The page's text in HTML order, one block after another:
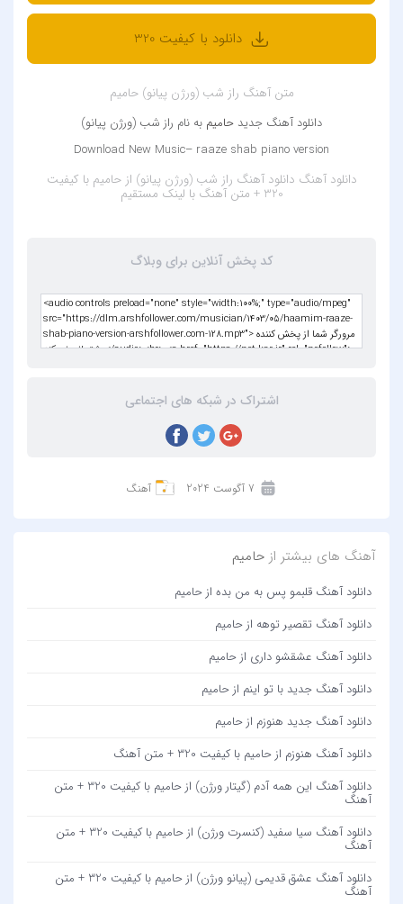
دانلود با کیفیت 320
متن آهنگ راز شب (ورژن پیانو) حامیم
دانلود آهنگ جدید حامیم به نام راز شب (ورژن پیانو)
Download New Music– raaze shab piano version
دانلود آهنگ دانلود آهنگ راز شب (ورژن پیانو) از حامیم با کیفیت
320 + متن آهنگ با لینک مستقیم
کد پخش آنلاین برای وبلاگ
اشتراک در شبکه های اجتماعی
7 آگوست 2024 آهنگ
آهنگ های بیشتر از حامیم
دانلود آهنگ قلبمو پس به من بده از حامیم
دانلود آهنگ تقصیر توهه از حامیم
دانلود آهنگ عشقشو داری از حامیم
دانلود آهنگ جدید با تو اینم از حامیم
دانلود آهنگ جدید هنوزم از حامیم
دانلود آهنگ هنوزم از حامیم با کیفیت 320 + متن آهنگ
دانلود آهنگ این همه آدم (گیتار ورژن) از حامیم با کیفیت 320 + متن
آهنگ
دانلود آهنگ سیا سفید (کنسرت ورژن) از حامیم با کیفیت 320 + متن
آهنگ
دانلود آهنگ عشق قدیمی (پیانو ورژن) از حامیم با کیفیت 320 + متن
آهنگ